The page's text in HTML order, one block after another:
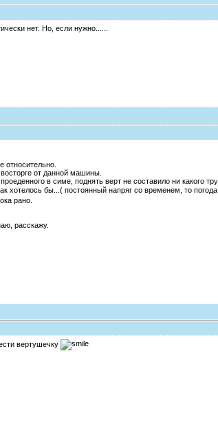
нет. Но, если нужно......
относительно.
от данной машины.
в симе, поднять верт не составило ни какого
бы...( постоянный напряг со временем, то погода
рано.
расскажу.
вертушечку